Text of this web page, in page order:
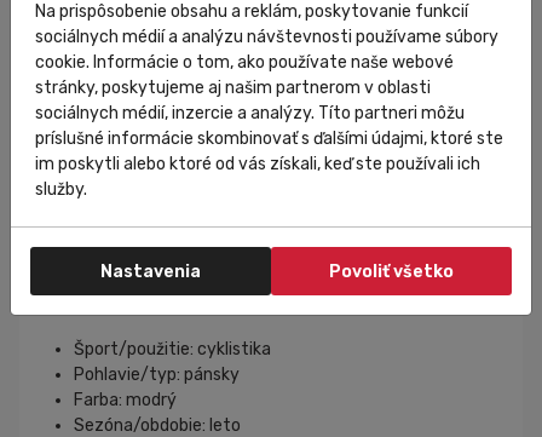
Bonded Technologyumožňuje spojenie dvoch
tkanín bez použitia štandardných švov, vďaka čomu
poskytuje odevu maximálnu aerodynamiku a
pohodlie.
Ergonomický pretekársky strih.
Povrchová úpravaraw-cut.
Tri zadné vrecká a vrecko na zips.
Reflexné prvky
Hmotnosť110 g.
Špecifikácia
Šport/použitie: cyklistika
Pohlavie/typ: pánsky
Farba: modrý
Sezóna/obdobie: leto
Na prispôsobenie obsahu a reklám, poskytovanie funkcií
sociálnych médií a analýzu návštevnosti používame súbory
cookie. Informácie o tom, ako používate naše webové
stránky, poskytujeme aj našim partnerom v oblasti
sociálnych médií, inzercie a analýzy. Títo partneri môžu
príslušné informácie skombinovať s ďalšími údajmi, ktoré ste
im poskytli alebo ktoré od vás získali, keď ste používali ich
služby.
Nastavenia Povoliť všetko